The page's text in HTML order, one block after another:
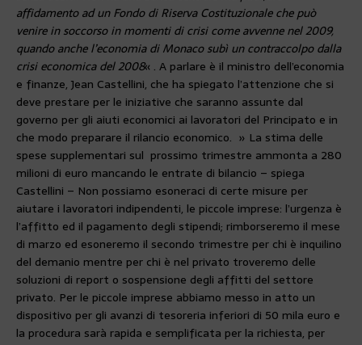
affidamento ad un Fondo di Riserva Costituzionale che può
venire in soccorso in momenti di crisi come avvenne nel 2009,
quando anche l’economia di Monaco subì un contraccolpo dalla
crisi economica del 2008« . A parlare è il ministro dell’economia
e finanze, Jean Castellini, che ha spiegato l’attenzione che si
deve prestare per le iniziative che saranno assunte dal
governo per gli aiuti economici ai lavoratori del Principato e in
che modo preparare il rilancio economico. » La stima delle
spese supplementari sul prossimo trimestre ammonta a 280
milioni di euro mancando le entrate di bilancio – spiega
Castellini – Non possiamo esoneraci di certe misure per
aiutare i lavoratori indipendenti, le piccole imprese: l’urgenza è
l’affitto ed il pagamento degli stipendi; rimborseremo il mese
di marzo ed esoneremo il secondo trimestre per chi è inquilino
del demanio mentre per chi è nel privato troveremo delle
soluzioni di report o sospensione degli affitti del settore
privato. Per le piccole imprese abbiamo messo in atto un
dispositivo per gli avanzi di tesoreria inferiori di 50 mila euro e
la procedura sarà rapida e semplificata per la richiesta, per